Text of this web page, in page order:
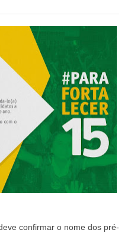
confirmar o nome dos pré-